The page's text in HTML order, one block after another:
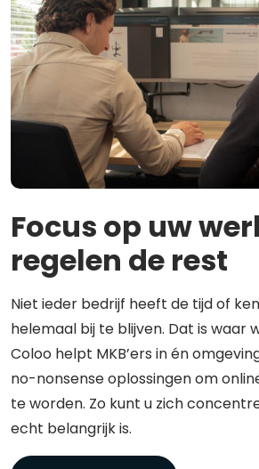
Focus op uw
regelen de rest
Niet ieder bedrijf heeft de tijd of
helemaal bij te blijven. Dat is waar
Coloo helpt MKB’ers in én
no-nonsense oplossingen om
te worden. Zo kunt u zich
echt belangrijk is.